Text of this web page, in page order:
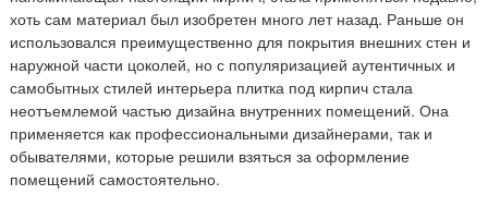
хоть сам материал был изобретен много лет назад. Раньше он
использовался преимущественно для покрытия внешних стен и
наружной части цоколей, но с популяризацией аутентичных и
самобытных стилей интерьера плитка под кирпич стала
неотъемлемой частью дизайна внутренних помещений. Она
применяется как профессиональными дизайнерами, так и
обывателями, которые решили взяться за оформление
помещений самостоятельно.